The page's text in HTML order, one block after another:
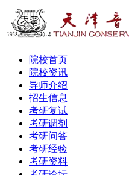
院校首页
院校资讯
导师介绍
招生信息
考研复试
考研调剂
考研问答
考研经验
考研资料